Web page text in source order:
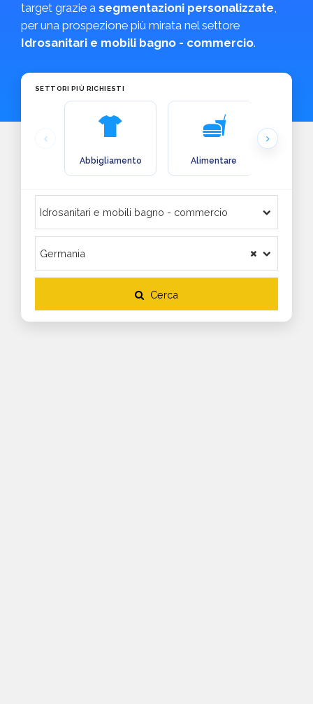
target grazie a segmentazioni personalizzate,
per una prospezione più mirata nel settore
Idrosanitari e mobili bagno - commercio.
SETTORI PIÙ RICHIESTI
Abbigliamento Alimentare
Cerca